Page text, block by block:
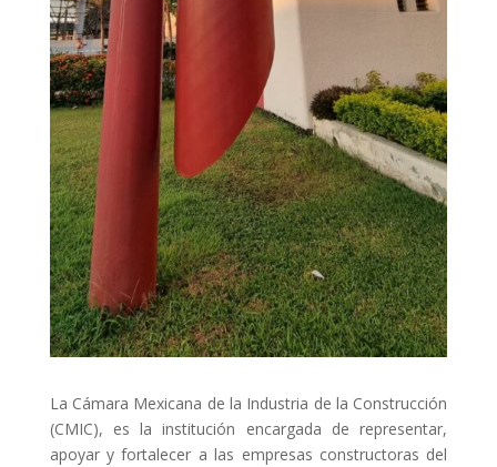
La Cámara Mexicana de la Industria de la Construcción
(CMIC), es la institución encargada de representar,
apoyar y fortalecer a las empresas constructoras del